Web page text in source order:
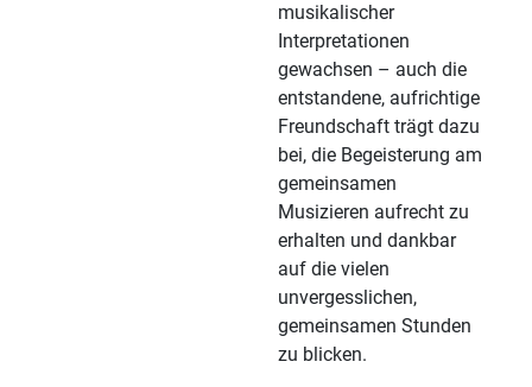
musikalischer
Interpretationen
gewachsen – auch die
entstandene, aufrichtige
Freundschaft trägt dazu
bei, die Begeisterung am
gemeinsamen
Musizieren aufrecht zu
erhalten und dankbar
auf die vielen
unvergesslichen,
gemeinsamen Stunden
zu blicken.